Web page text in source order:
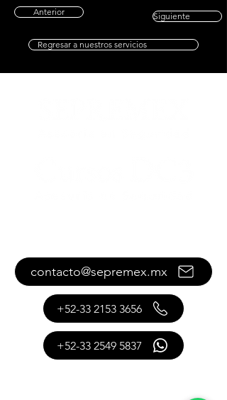
Anterior Siguiente
Regresar a nuestros servicios
contacto@sepremex.mx
+52-33 2153 3656
+52-33 2549 5837